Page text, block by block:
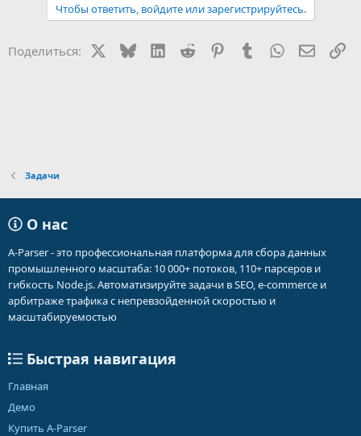
и
Чтобы ответить, войдите или зарегистрируйтесь.
Поделиться: BlueskyLinkedIn
Reddit PinterestTumblr WhatsApp
Задачи
О нас
A-Parser - это профессиональная платформа для сбора данных
промышленного масштаба: 10 000+ потоков, 110+ парсеров и
гибкость Node.js. Автоматизируйте задачи в SEO, e-commerce и
арбитраже трафика с непревзойденной скоростью и
масштабируемостью
Быстрая навигация
Главная
Демо
Купить A-Parser